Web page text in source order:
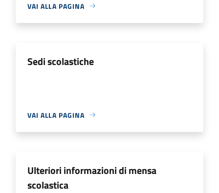
VAI ALLA PAGINA
Sedi scolastiche
VAI ALLA PAGINA
Ulteriori informazioni di mensa
scolastica